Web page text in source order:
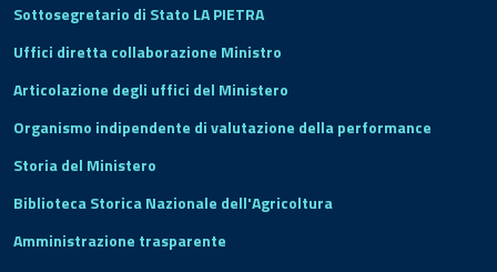
Sottosegretario di Stato LA PIETRA
Uffici diretta collaborazione Ministro
Articolazione degli uffici del Ministero
Organismo indipendente di valutazione della performance
Storia del Ministero
Biblioteca Storica Nazionale dell'Agricoltura
Amministrazione trasparente